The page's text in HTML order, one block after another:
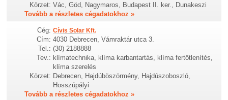
Körzet: Vác, Göd, Nagymaros, Budapest II. ker., Dunakeszi
Tovább a részletes cégadatokhoz »
Cég: Cívis Solar Kft.
Cím: 4030 Debrecen, Vámraktár utca 3.
Tel.: (30) 2188888
Tev.: klímatechnika, klíma karbantartás, klíma fertőtlenítés,
klíma szerelés
Körzet: Debrecen, Hajdúböszörmény, Hajdúszoboszló,
Hosszúpályi
Tovább a részletes cégadatokhoz »